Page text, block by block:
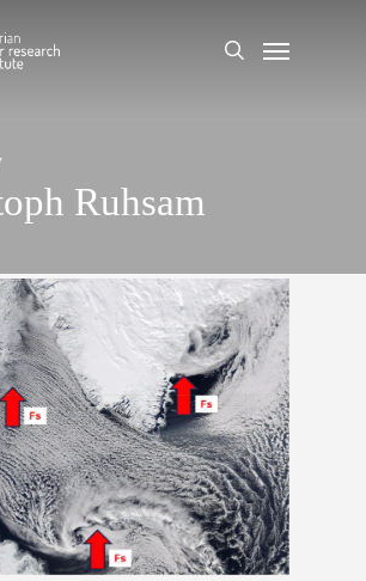
search
Menu
Ruhsam